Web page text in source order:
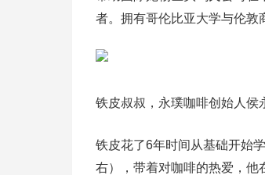
者。拥有哥伦比亚大学与伦敦
铁皮叔叔，永璞咖啡创始人侯
铁皮花了6年时间从基础开始
右），带着对咖啡的热爱，他